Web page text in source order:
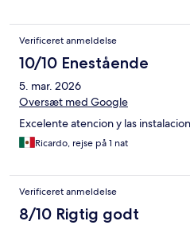
Verificeret anmeldelse
10/10 Enestående
5. mar. 2026
Oversæt med Google
Excelente atencion y las
Ricardo, rejse på 1 nat
Verificeret anmeldelse
8/10 Rigtig godt